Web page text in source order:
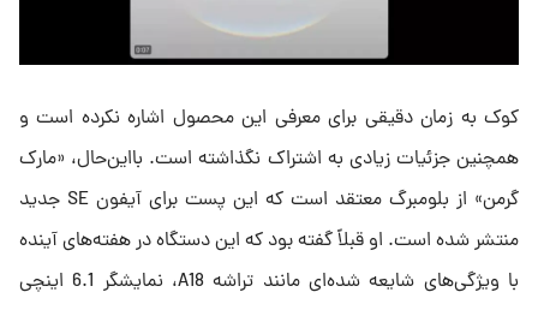
کوک به زمان دقیقی برای معرفی این محصول اشاره نکرده است و
همچنین جزئیات زیادی به اشتراک نگذاشته است. بااین‌حال، «مارک
گرمن» از بلومبرگ معتقد است که این پست برای آیفون SE جدید
منتشر شده است. او قبلاً گفته بود که این دستگاه در هفته‌های آینده
با ویژگی‌های شایعه شده‌ای مانند تراشه A18، نمایشگر 6.1 اینچی